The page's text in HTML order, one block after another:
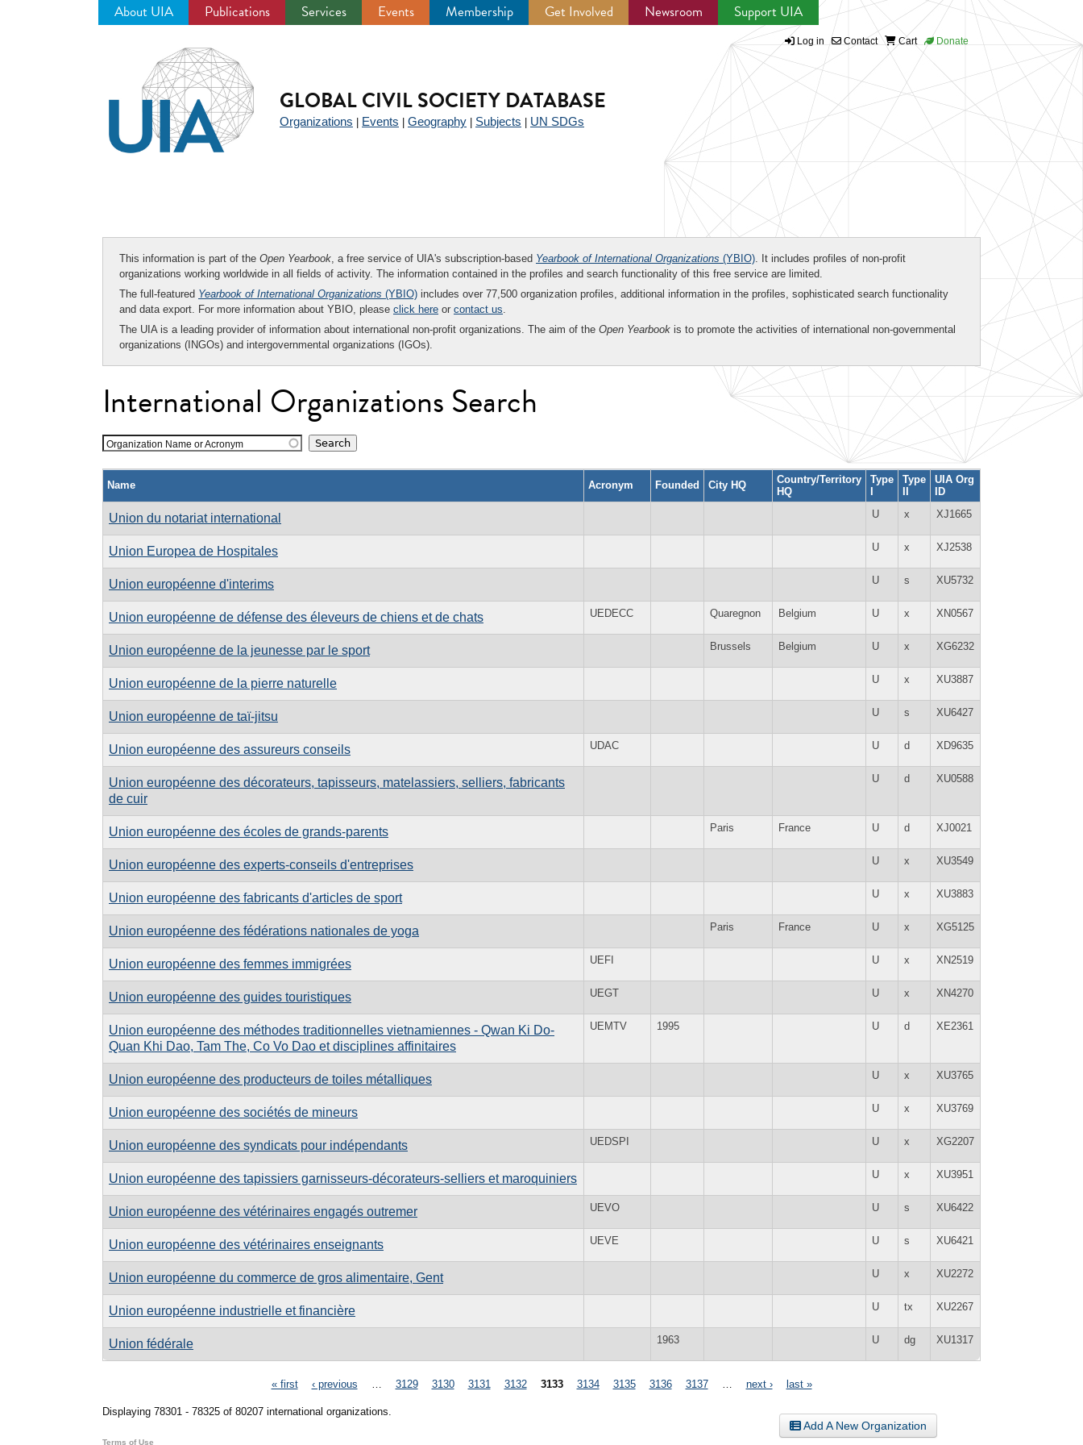
About UIA Publications Services Events Membership Get Involved Newsroom Support UIA
Log in Contact Cart Donate
GLOBAL CIVIL SOCIETY DATABASE
Organizations Events Geography Subjects UN SDGs
This information is part of the Open Yearbook, a free service of UIA's subscription-based Yearbook of International Organizations (YBIO). It includes profiles of non-profit
organizations working worldwide in all fields of activity. The information contained in the profiles and search functionality of this free service are limited.
The full-featured Yearbook of International Organizations (YBIO) includes over 77,500 organization profiles, additional information in the profiles, sophisticated search functionality
and data export. For more information about YBIO, please click here or contact us.
The UIA is a leading provider of information about international non-profit organizations. The aim of the Open Yearbook is to promote the activities of international non-governmental
organizations (INGOs) and intergovernmental organizations (IGOs).
International Organizations Search
Organization Name or Acronym
Name Acronym Founded City HQ
Country/Territory
HQ
Type
I
Type
II
UIA Org
ID
Union du notariat international U x XJ1665
Union Europea de Hospitales U x XJ2538
Union européenne d'interims U s XU5732
Union européenne de défense des éleveurs de chiens et de chats UEDECC Quaregnon Belgium U x XN0567
Union européenne de la jeunesse par le sport Brussels Belgium U x XG6232
Union européenne de la pierre naturelle U x XU3887
Union européenne de taï-jitsu U s XU6427
Union européenne des assureurs conseils UDAC U d XD9635
Union européenne des décorateurs, tapisseurs, matelassiers, selliers, fabricants
de cuir
U d XU0588
Union européenne des écoles de grands-parents Paris France U d XJ0021
Union européenne des experts-conseils d'entreprises U x XU3549
Union européenne des fabricants d'articles de sport U x XU3883
Union européenne des fédérations nationales de yoga Paris France U x XG5125
Union européenne des femmes immigrées UEFI U x XN2519
Union européenne des guides touristiques UEGT U x XN4270
Union européenne des méthodes traditionnelles vietnamiennes - Qwan Ki Do-
Quan Khi Dao, Tam The, Co Vo Dao et disciplines affinitaires
UEMTV 1995 U d XE2361
Union européenne des producteurs de toiles métalliques U x XU3765
Union européenne des sociétés de mineurs U x XU3769
Union européenne des syndicats pour indépendants UEDSPI U x XG2207
Union européenne des tapissiers garnisseurs-décorateurs-selliers et maroquiniers U x XU3951
Union européenne des vétérinaires engagés outremer UEVO U s XU6422
Union européenne des vétérinaires enseignants UEVE U s XU6421
Union européenne du commerce de gros alimentaire, Gent U x XU2272
Union européenne industrielle et financière U tx XU2267
Union fédérale 1963 U dg XU1317
« first ‹ previous 3129 3130 3131 3132 3133 3134 3135 3136 3137 next › last »
Displaying 78301 - 78325 of 80207 international organizations.
Add A New Organization
Terms of Use